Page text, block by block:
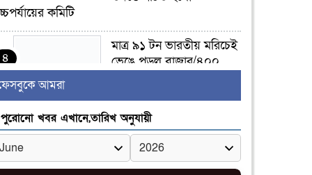
কমিটি
৪
মাত্র ৯১ টন ভারতীয় মরিচেই
ভেঙে পড়ল বাজার/৪০০
৫
জুলাই আন্দোলন ছিল
সম্মিলিত, লক্ষ্য হওয়া উচিত
ঐক্য ও রাষ্ট্রগঠন
আমরা
পুরোনো খবর এখানে,তারিখ অনুযায়ী